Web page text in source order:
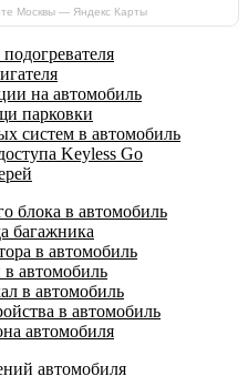
Москвы — Яндекс Карты
на автомобиль
парковки
систем в автомобиль
Keyless Go
блока в автомобиль
багажника
в автомобиль
автомобиль
в автомобиль
в автомобиль
автомобиля
автомобиля